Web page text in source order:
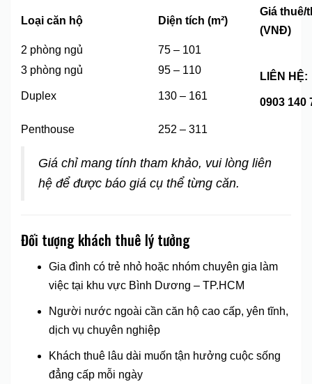
Loại căn hộ Diện tích (m²)
Giá thuê/
(VNĐ)
2 phòng ngủ
75 – 101
LIÊN HỆ:
0903 140
3 phòng ngủ 95 – 110
Duplex 130 – 161
Penthouse 252 – 311
Giá chỉ mang tính tham khảo, vui lòng liên
hệ để được báo giá cụ thể từng căn.
Đối tượng khách thuê lý tưởng
Gia đình có trẻ nhỏ hoặc nhóm chuyên gia làm
việc tại khu vực Bình Dương – TP.HCM
Người nước ngoài cần căn hộ cao cấp, yên tĩnh,
dịch vụ chuyên nghiệp
Khách thuê lâu dài muốn tận hưởng cuộc sống
đẳng cấp mỗi ngày